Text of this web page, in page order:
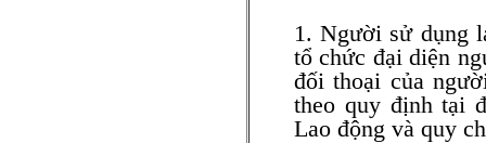
1. Người sử dụng
tổ chức đại diện
đối thoại của
theo quy định tại
Lao động và quy